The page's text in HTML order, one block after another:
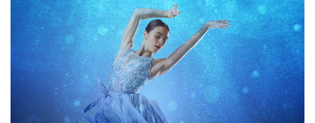
4 Seasons (411 Overlays)
Large 6000*4000px
Entire Collection
(1783 Overlays)
Large 6000*4000px